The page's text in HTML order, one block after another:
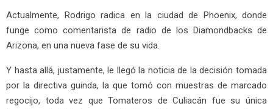
Actualmente, Rodrigo radica en la ciudad de Phoenix, donde
funge como comentarista de radio de los Diamondbacks de
Arizona, en una nueva fase de su vida.
Y hasta allá, justamente, le llegó la noticia de la decisión tomada
por la directiva guinda, la que tomó con muestras de marcado
regocijo, toda vez que Tomateros de Culiacán fue su única